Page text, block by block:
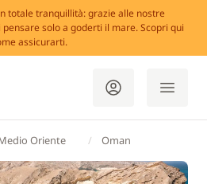
totale tranquillità: grazie alle nostre
solo a goderti il mare. Scopri qui
assicurarti.
Oriente Oman